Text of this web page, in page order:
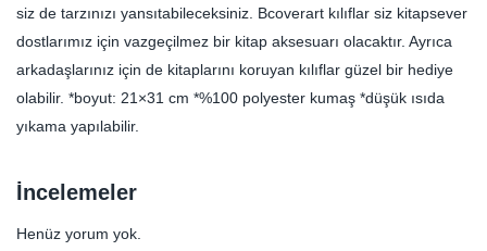
siz de tarzınızı yansıtabileceksiniz. Bcoverart kılıflar siz kitapsever
dostlarımız için vazgeçilmez bir kitap aksesuarı olacaktır. Ayrıca
arkadaşlarınız için de kitaplarını koruyan kılıflar güzel bir hediye
olabilir. *boyut: 21×31 cm *%100 polyester kumaş *düşük ısıda
yıkama yapılabilir.
İncelemeler
Henüz yorum yok.